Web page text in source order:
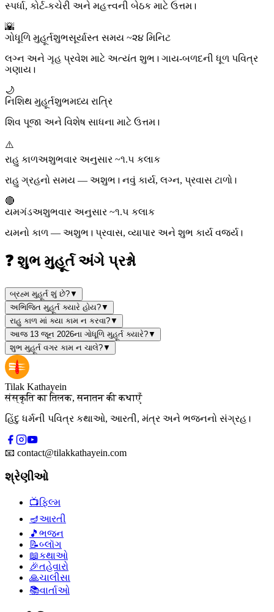
સ્પર્ધા, કોર્ટ-કચેરી અને મહત્ત્વની બેઠક માટે ઉત્તમ।
🌇
ગોધૂળિ મુહૂર્તશુભસૂર્યાસ્ત સમય ~૨૪ મિનિટ
લગ્ન અને ગૃહ પ્રવેશ માટે અત્યંત શુભ। ગાય-બળદની ધૂળ પવિત્ર
ગણાય।
🌙
નિશિથ મુહૂર્તશુભમધ્ય રાત્રિ
શિવ પૂજા અને વિશેષ સાધના માટે ઉત્તમ।
⚠️
રાહુ કાળઅશુભવાર અનુસાર ~૧.૫ કલાક
રાહુ ગ્રહનો સમય — અશુભ। નવું કાર્ય, લગ્ન, પ્રવાસ ટાળો।
🔴
યમગંડઅશુભવાર અનુસાર ~૧.૫ કલાક
યમનો કાળ — અશુભ। પ્રવાસ, વ્યાપાર અને શુભ કાર્ય વર્જ્ય।
❓ શુભ મુહૂર્ત અંગે પ્રશ્નો
બ્રહ્મ મુહૂર્ત શું છે?▼
અભિજિત મુહૂર્ત ક્યારે હોય?▼
રાહુ કાળ માં ક્યા કામ ન કરવા?▼
આજ 13 જૂન 2026ના ગોધૂળિ મુહૂર્ત ક્યારે?▼
શુભ મુહૂર્ત વગર કામ ન ચાલે?▼
Tilak Kathayein
संस्कृति का तिलक, सनातन की कथाएँ
હિંદુ ધર્મની પવિત્ર કથાઓ, આરતી, મંત્ર અને ભજનનો સંગ્રહ।
📧 contact@tilakkathayein.com
શ્રેણીઓ
📺ફિલ્મ
🪔આરતી
🎵 ભજન
📝બ્લૉગ
📖કથાઓ
🎉તહેવારો
🙏ચાલીસા
📚વાર્તાઓ